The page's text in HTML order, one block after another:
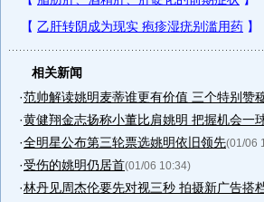
相关新闻
·范帅解读姚明麦蒂谁更有价值 三个特别赞
·黄健翔金志扬称小董比肩姚明 把握机会一
·全明星公布第三轮票选姚明依旧领先(01/06
·受伤的姚明仍居首(01/06 10:34)
·林丹见周杰伦要先对视三秒 拍摄新广告搭